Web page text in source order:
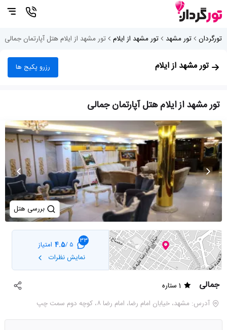
تورگردان تور مشهد تور مشهد از ایلام تور مشهد از ایلام هتل آپارتمان جمالی
تور مشهد از ایلام رزرو پکیج ها
تور مشهد از ایلام هتل آپارتمان جمالی
بررسی هتل
33
5 /
4.5 امتیاز
نمایش نظرات
جمالی
1 ستاره
آدرس: مشهد، خیابان امام رضا، امام رضا ۸، کوچه دوم سمت چپ